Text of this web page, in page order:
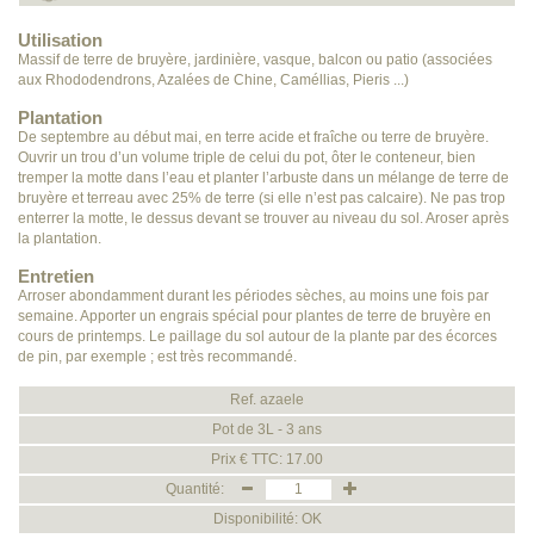
Utilisation
Massif de terre de bruyère, jardinière, vasque, balcon ou patio (associées
aux Rhododendrons, Azalées de Chine, Caméllias, Pieris ...)
Plantation
De septembre au début mai, en terre acide et fraîche ou terre de bruyère.
Ouvrir un trou d’un volume triple de celui du pot, ôter le conteneur, bien
tremper la motte dans l’eau et planter l’arbuste dans un mélange de terre de
bruyère et terreau avec 25% de terre (si elle n’est pas calcaire). Ne pas trop
enterrer la motte, le dessus devant se trouver au niveau du sol. Aroser après
la plantation.
Entretien
Arroser abondamment durant les périodes sèches, au moins une fois par
semaine. Apporter un engrais spécial pour plantes de terre de bruyère en
cours de printemps. Le paillage du sol autour de la plante par des écorces
de pin, par exemple ; est très recommandé.
Ref. azaele
Pot de 3L - 3 ans
Prix € TTC: 17.00
Quantité:
Disponibilité: OK